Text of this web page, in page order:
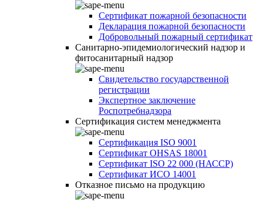
Сертификат пожарной безопасности
Декларация пожарной безопасности
Добровольный пожарный сертификат
Санитарно-эпидемиологический надзор и
фитосанитарный надзор
Свидетельство государственной
регистрации
Экспертное заключение
Роспотребнадзора
Сертификация систем менеджмента
Сертификация ISO 9001
Сертификат OHSAS 18001
Сертификат ISO 22 000 (НАССР)
Сертификат ИСО 14001
Отказное письмо на продукцию